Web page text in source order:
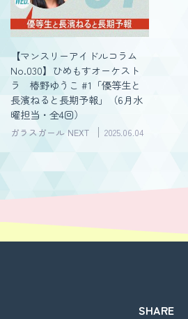
【マンスリーアイドルコラム
No.030】ひめもすオーケスト
ラ 椿野ゆうこ #1「優等生と
長濱ねると長期予報」（6月水
曜担当・全4回）
ガラスガール NEXT 2025.06.04
SHARE